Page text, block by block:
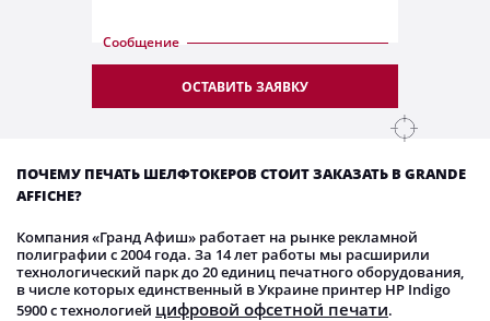
Сообщение
ОСТАВИТЬ ЗАЯВКУ
ПОЧЕМУ ПЕЧАТЬ ШЕЛФТОКЕРОВ СТОИТ ЗАКАЗАТЬ В GRANDE
AFFICHE?
Компания «Гранд Афиш» работает на рынке рекламной
полиграфии с 2004 года. За 14 лет работы мы расширили
технологический парк до 20 единиц печатного оборудования,
в числе которых единственный в Украине принтер HP Indigo
5900 с технологией цифровой офсетной печати.